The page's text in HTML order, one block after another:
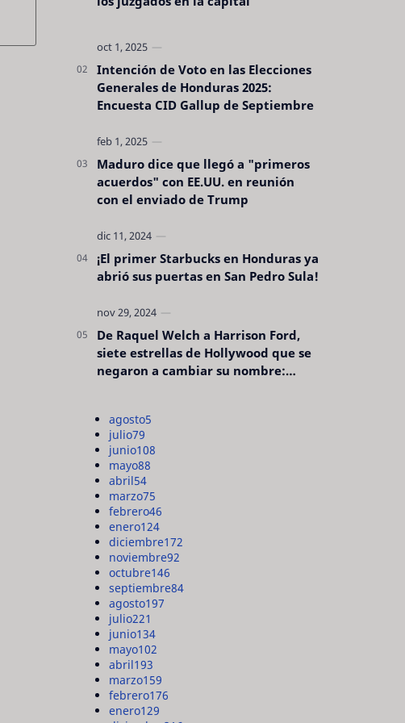
Intención de Voto en las Elecciones
Generales de Honduras 2025:
Encuesta CID Gallup de Septiembre
Maduro dice que llegó a "primeros
acuerdos" con EE.UU. en reunión
con el enviado de Trump
¡El primer Starbucks en Honduras ya
abrió sus puertas en San Pedro Sula!
De Raquel Welch a Harrison Ford,
siete estrellas de Hollywood que se
negaron a cambiar su nombre:
agosto5
julio79
junio108
mayo88
abril54
marzo75
febrero46
enero124
diciembre172
noviembre92
octubre146
septiembre84
agosto197
julio221
junio134
mayo102
abril193
marzo159
febrero176
enero129